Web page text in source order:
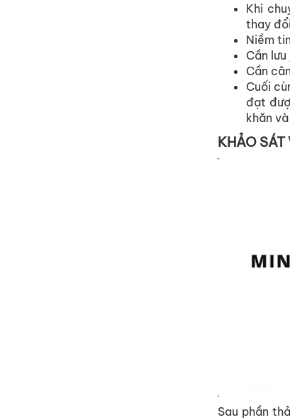
Khi
thay
Niềm
Cần
Cần
Cuối
đạt
khăn
KHẢO
Sau phần